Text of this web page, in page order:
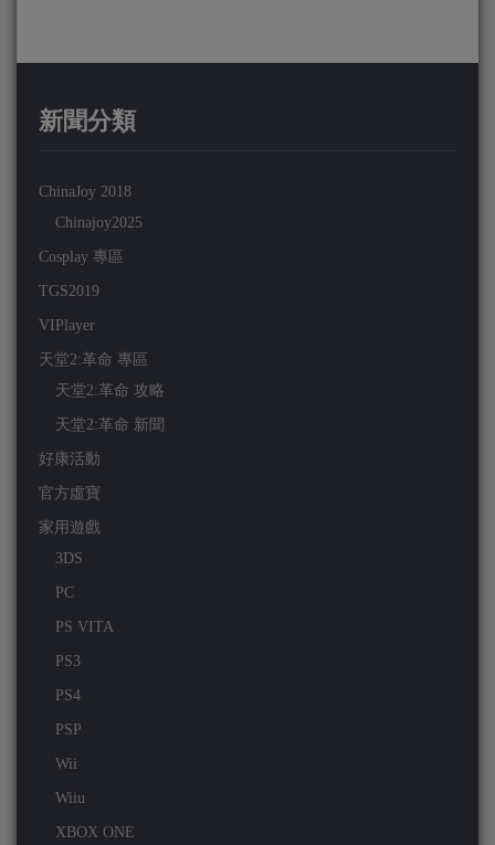
新聞分類
ChinaJoy 2018
Chinajoy2025
Cosplay 專區
TGS2019
VIPlayer
天堂2:革命 專區
天堂2:革命 攻略
天堂2:革命 新聞
好康活動
官方虛寶
家用遊戲
3DS
PC
PS VITA
PS3
PS4
PSP
Wii
Wiiu
XBOX ONE